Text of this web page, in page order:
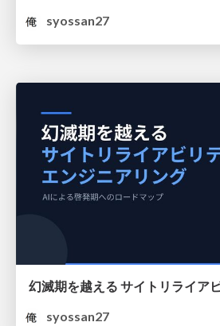
syossan27
syossan27